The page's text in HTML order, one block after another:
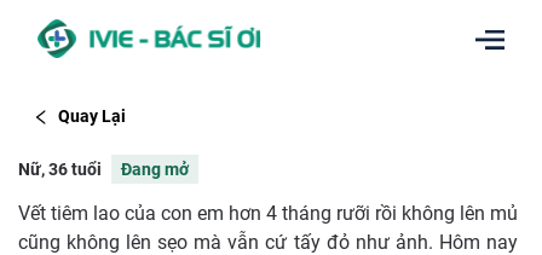
Quay Lại
Nữ, 36 tuổi Đang mở
Vết tiêm lao của con em hơn 4 tháng rưỡi rồi không lên mủ
cũng không lên sẹo mà vẫn cứ tấy đỏ như ảnh. Hôm nay